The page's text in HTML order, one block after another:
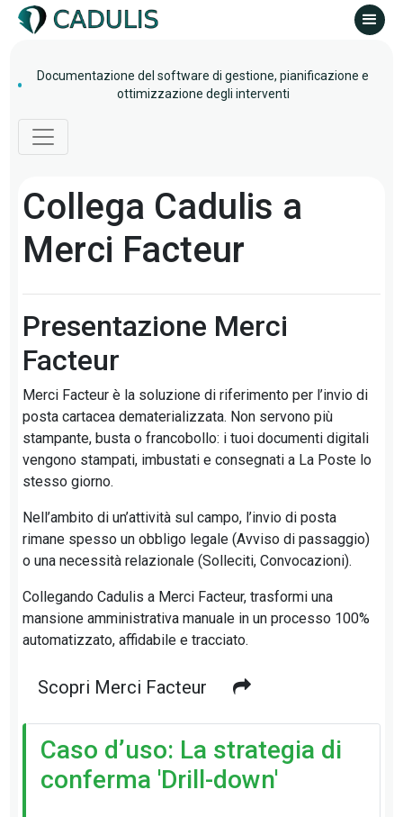
Documentazione del software di gestione, pianificazione e
ottimizzazione degli interventi
Collega Cadulis a
Merci Facteur
Presentazione Merci
Facteur
Merci Facteur è la soluzione di riferimento per l’invio di
posta cartacea dematerializzata. Non servono più
stampante, busta o francobollo: i tuoi documenti digitali
vengono stampati, imbustati e consegnati a La Poste lo
stesso giorno.
Nell’ambito di un’attività sul campo, l’invio di posta
rimane spesso un obbligo legale (Avviso di passaggio)
o una necessità relazionale (Solleciti, Convocazioni).
Collegando Cadulis a Merci Facteur, trasformi una
mansione amministrativa manuale in un processo 100%
automatizzato, affidabile e tracciato.
Scopri Merci Facteur
Caso d’uso: La strategia di
conferma 'Drill-down'